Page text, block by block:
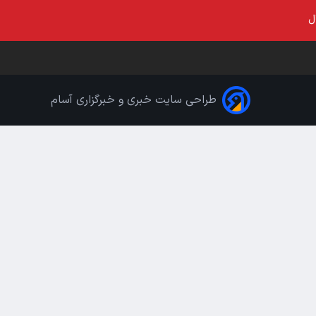
طراحی سایت خبری و خبرگزاری آسام